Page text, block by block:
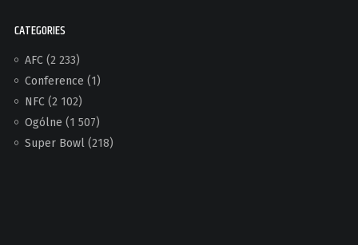
CATEGORIES
AFC(2 233)
Conference (1)
NFC(2 102)
Ogólne (1 507)
Super Bowl(218)